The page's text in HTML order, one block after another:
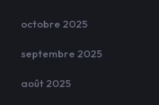
octobre 2025
septembre 2025
août 2025